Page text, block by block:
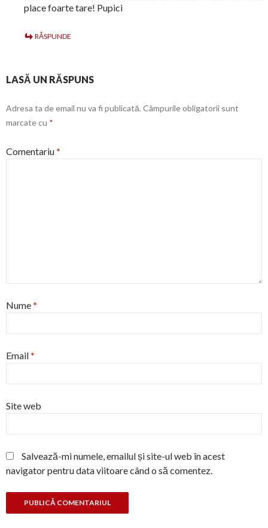
place foarte tare! Pupici
RĂSPUNDE
LASĂ UN RĂSPUNS
Adresa ta de email nu va fi publicată. Câmpurile obligatorii sunt
marcate cu *
Comentariu*
Nume*
Email*
Site web
Salvează-mi numele, emailul și site-ul web în acest
navigator pentru data viitoare când o să comentez.